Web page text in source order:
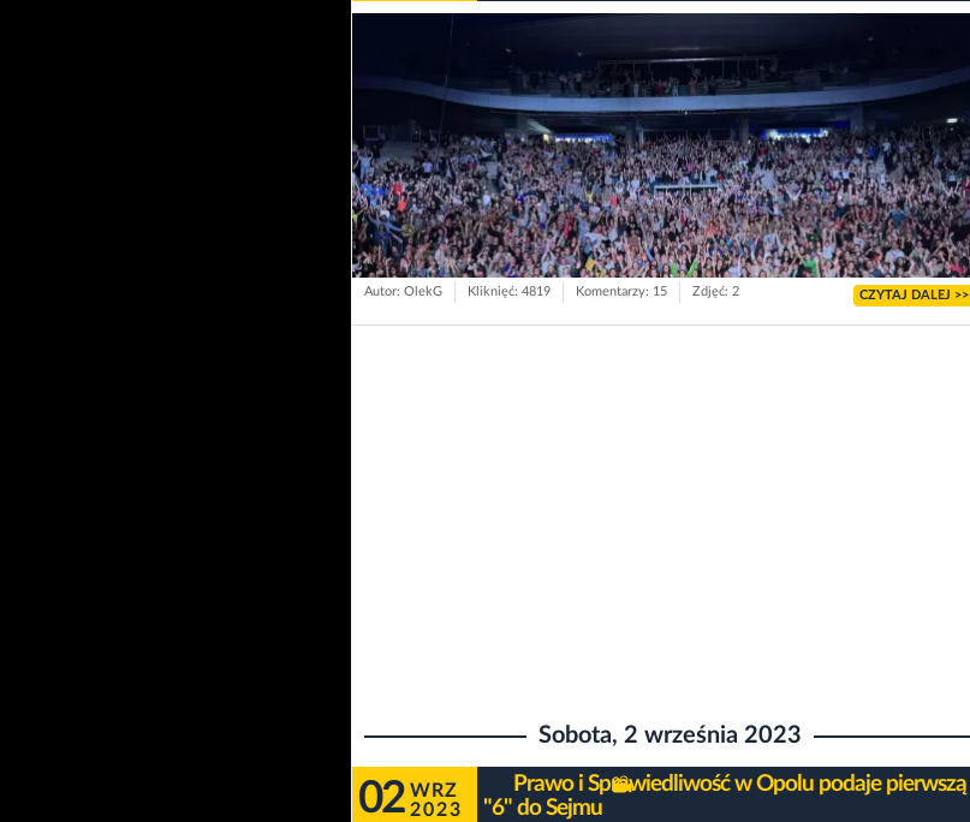
Autor: OlekG Kliknięć: 4819 Komentarzy: 15 Zdjęć: 2 CZYTAJ DALEJ >>
Sobota, 2 września 2023
02 WRZ
2023
Prawo i Sprawiedliwość w Opolu podaje pierwszą
"6" do Sejmu